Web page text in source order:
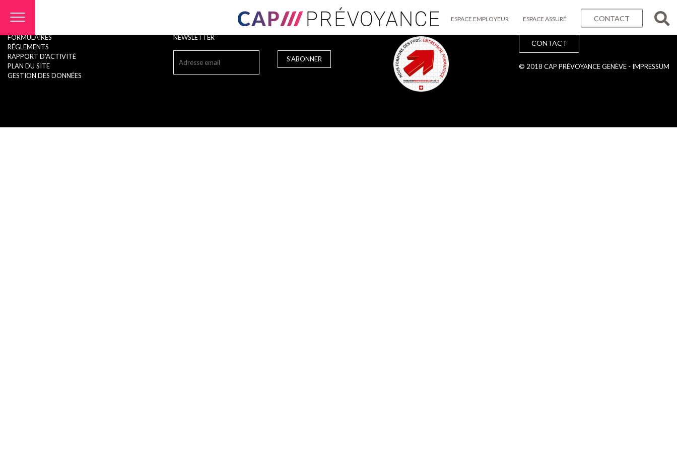
ESPACE EMPLOYEUR ESPACE ASSURÉ CONTACT
FORMULAIRES
RÉGLEMENTS
RAPPORT D'ACTIVITÉ
PLAN DU SITE
GESTION DES DONNÉES
NEWSLETTER
S'ABONNER
CONTACT
© 2018 CAP PRÉVOYANCE GENÈVE - IMPRESSUM